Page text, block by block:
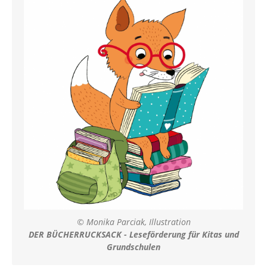
© Monika Parciak, Illustration
DER BÜCHERRUCKSACK - Leseförderung für Kitas und
Grundschulen